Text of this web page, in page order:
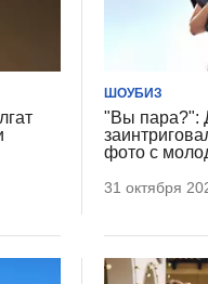
ШОУБИЗ
"Вы пара?":
фото с
31 октября